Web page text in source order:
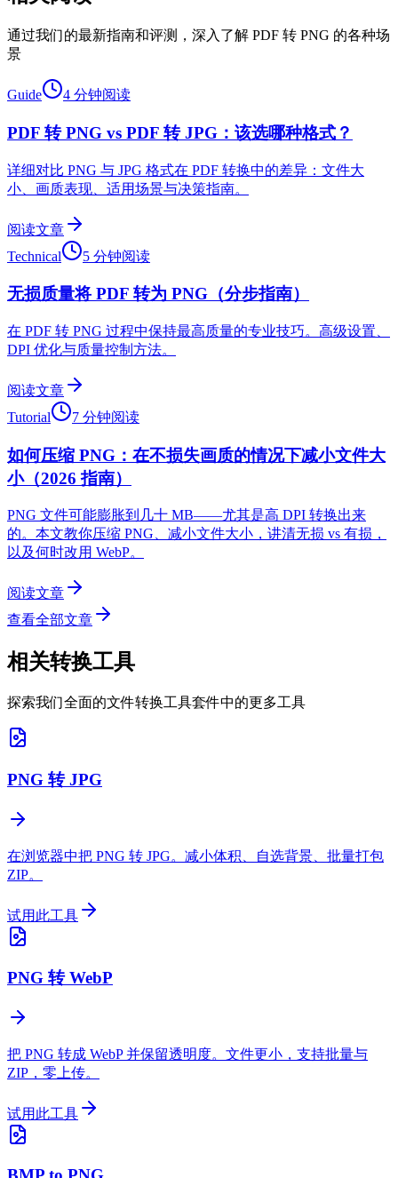
通过我们的最新指南和评测，深入了解 PDF 转 PNG 的各种场
景
Guide 4 分钟阅读
PDF 转 PNG vs PDF 转 JPG：该选哪种格式？
详细对比 PNG 与 JPG 格式在 PDF 转换中的差异：文件大
小、画质表现、适用场景与决策指南。
阅读文章
Technical
5 分钟阅读
无损质量将 PDF 转为 PNG（分步指南）
在 PDF 转 PNG 过程中保持最高质量的专业技巧。高级设置、
DPI 优化与质量控制方法。
阅读文章
Tutorial
7 分钟阅读
如何压缩 PNG：在不损失画质的情况下减小文件大
小（2026 指南）
PNG 文件可能膨胀到几十 MB——尤其是高 DPI 转换出来
的。本文教你压缩 PNG、减小文件大小，讲清无损 vs 有损，
以及何时改用 WebP。
阅读文章
查看全部文章
相关转换工具
探索我们全面的文件转换工具套件中的更多工具
PNG 转 JPG
在浏览器中把 PNG 转 JPG。减小体积、自选背景、批量打包
ZIP。
试用此工具
PNG 转 WebP
把 PNG 转成 WebP 并保留透明度。文件更小，支持批量与
ZIP，零上传。
试用此工具